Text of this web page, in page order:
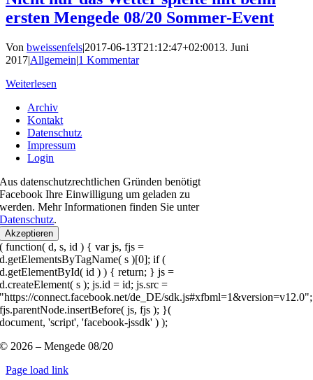
ersten Mengede 08/20 Sommer-Event
Von bweissenfels|2017-06-13T21:12:47+02:0013. Juni
2017|Allgemein|1 Kommentar
Weiterlesen
Archiv
Kontakt
Datenschutz
Impressum
Login
Aus datenschutzrechtlichen Gründen benötigt
Facebook Ihre Einwilligung um geladen zu
werden. Mehr Informationen finden Sie unter
Datenschutz.
Akzeptieren
( function( d, s, id ) { var js, fjs =
d.getElementsByTagName( s )[0]; if (
d.getElementById( id ) ) { return; } js =
d.createElement( s ); js.id = id; js.src =
"https://connect.facebook.net/de_DE/sdk.js#xfbml=1&version=v12.0";
fjs.parentNode.insertBefore( js, fjs ); }(
document, 'script', 'facebook-jssdk' ) );
© 2026 – Mengede 08/20
Page load link